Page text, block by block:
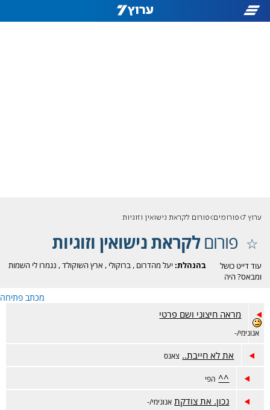
ערוץ 7 פורומים פורום לקראת נישואין וזוגיות
פורוםלקראת נישואין וזוגיות
בהנהלת: יעל מהדרום ,ברוקולי , ארץ השוקולד, נגמרו לי השמות
עוד דייט כושל
ומבאס? היה
טוב? זה המקום.
מכתב פתיחה
מראה חיצוני ושם פרטי
אנונימי/-
את לא חייבת.. צאנס
^^ הפי
נכון. את צודקת אנונימי/-